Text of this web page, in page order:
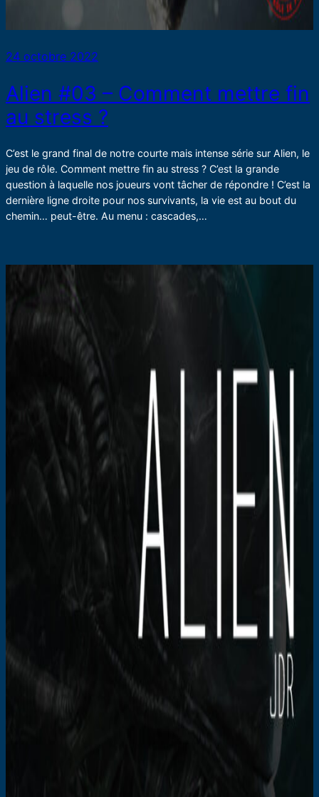
24 octobre 2022
Alien #03 – Comment mettre fin
au stress ?
C’est le grand final de notre courte mais intense série sur Alien, le
jeu de rôle. Comment mettre fin au stress ? C’est la grande
question à laquelle nos joueurs vont tâcher de répondre ! C’est la
dernière ligne droite pour nos survivants, la vie est au bout du
chemin… peut-être. Au menu : cascades,…